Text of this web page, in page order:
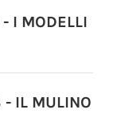
I MODELLI
- IL MULINO